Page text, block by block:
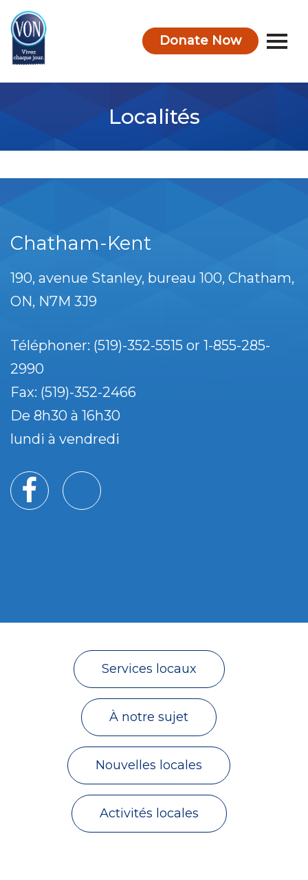
Donate Now
Localités
Chatham-Kent
190, avenue Stanley, bureau 100 Chatham
ON N7M 3J9
Téléphoner: (519)-352-5515 or 1-855-285-
2990
Fax: (519)-352-2466
De 8h30 à 16h30
lundi à vendredi
Services locaux
À notre sujet
Nouvelles locales
Activités locales